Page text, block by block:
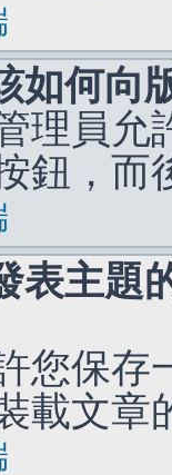
如何向
理員允
鈕，而
表主題
您保存
載文章